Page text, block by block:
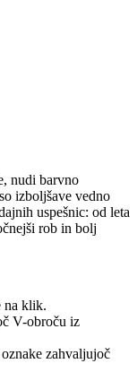
nudi barvno
izboljšave vedno
uspešnic: od leta
rob in bolj
na klik.
V-obroču iz
zahvaljujoč